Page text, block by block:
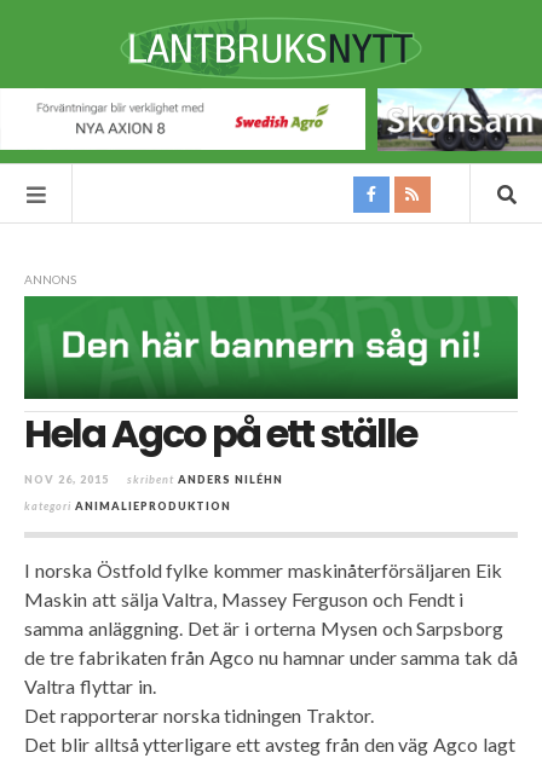
ANNONS
Hela Agco på ett ställe
NOV 26, 2015 skribent ANDERS NILÉHN
kategori ANIMALIEPRODUKTION
I norska Östfold fylke kommer maskinåterförsäljaren Eik
Maskin att sälja Valtra, Massey Ferguson och Fendt i
samma anläggning. Det är i orterna Mysen och Sarpsborg
de tre fabrikaten från Agco nu hamnar under samma tak då
Valtra flyttar in.
Det rapporterar norska tidningen Traktor.
Det blir alltså ytterligare ett avsteg från den väg Agco lagt